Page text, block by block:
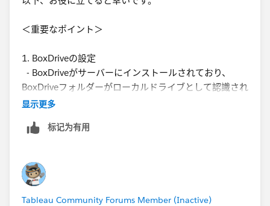
＜重要なポイント＞
1. BoxDriveの設定
- BoxDriveがサーバーにインストールされており、
BoxDriveフォルダーがローカルドライブとして認識され
ていることが前提です。
2. パスの指定
あります。例えば、BoxDriveが
` C:\Users\username\Box`にマウントされている場合、
そのパスをTableauサーバーの設定で指定します。
显示更多
标记为有用
Tableau Community Forums Member (Inactive)